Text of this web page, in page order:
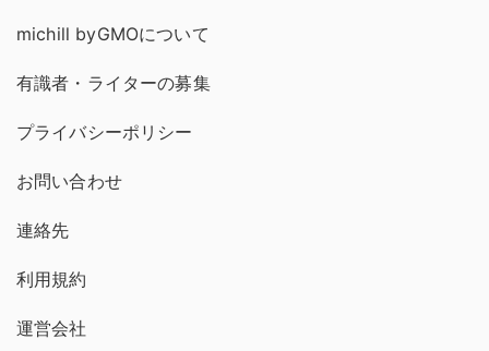
michill byGMOについて
有識者・ライターの募集
プライバシーポリシー
お問い合わせ
連絡先
利用規約
運営会社